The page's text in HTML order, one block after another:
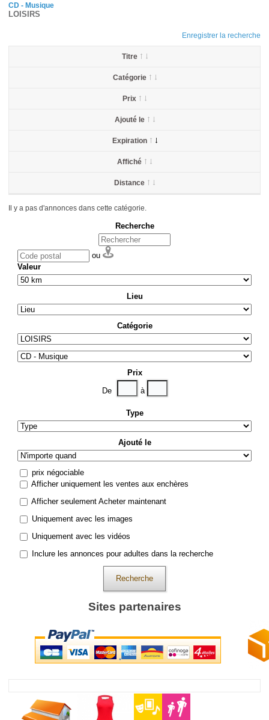
CD - Musique
LOISIRS
Enregistrer la recherche
Titre
Catégorie
Prix
Ajouté le
Expiration
Affiché
Distance
Il y a pas d'annonces dans cette catégorie.
Recherche
ou
Valeur
Lieu
Catégorie
Prix
De
à
Type
Ajouté le
prix négociable
Afficher uniquement les ventes aux enchères
Afficher seulement Acheter maintenant
Uniquement avec les images
Uniquement avec les vidéos
Inclure les annonces pour adultes dans la recherche
Recherche
Sites partenaires